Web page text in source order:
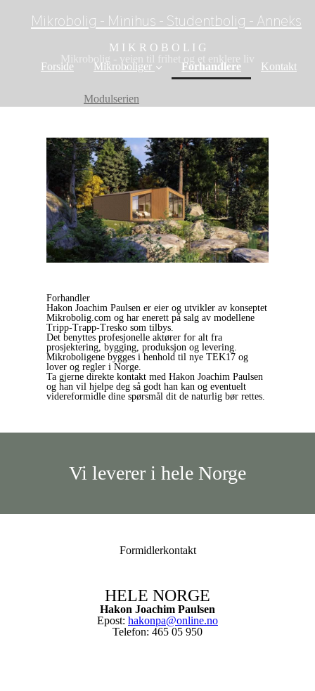
Mikrobolig - Minihus - Studentbolig - Anneks
Forside Mikroboliger
Modulserien
Forhandlere(current)
Kontakt
M I K R O B O L I G
Mikrobolig - veien til frihet og et enklere liv
Forhandler
Hakon Joachim Paulsen er eier og utvikler av konseptet
Mikrobolig.com og har enerett på salg av modellene
Tripp-Trapp-Tresko som tilbys.
Det benyttes profesjonelle aktører for alt fra
prosjektering, bygging, produksjon og levering.
Mikroboligene bygges i henhold til nye TEK17 og
lover og regler i Norge.
Ta gjerne direkte kontakt med Hakon Joachim Paulsen
og han vil hjelpe deg så godt han kan og eventuelt
videreformidle dine spørsmål dit de naturlig bør rettes.
Vi leverer i hele Norge
Formidlerkontakt
HELE NORGE
Hakon Joachim Paulsen
Epost: hakonpa@online.no
Telefon: 465 05 950